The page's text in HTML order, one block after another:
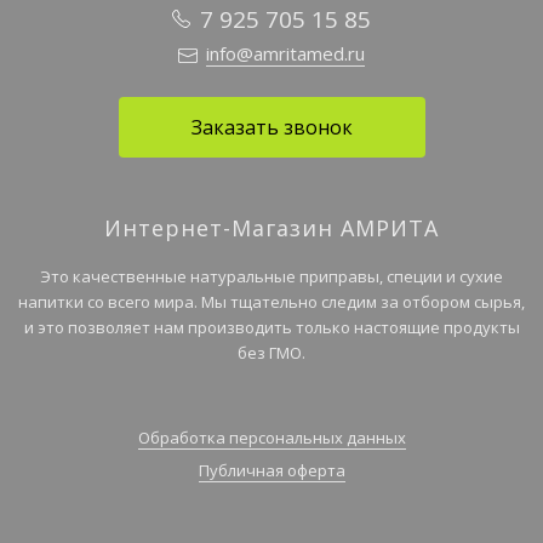
7 925 705 15 85
info@amritamed.ru
Заказать звонок
Интернет-Магазин АМРИТА
Это качественные натуральные приправы, специи и сухие
напитки со всего мира. Мы тщательно следим за отбором сырья,
и это позволяет нам производить только настоящие продукты
без ГМО.
Обработка персональных данных
Публичная оферта